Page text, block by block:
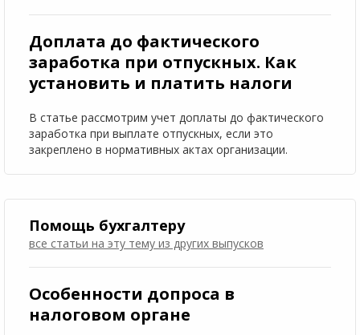
Доплата до фактического
заработка при отпускных. Как
установить и платить налоги
В статье рассмотрим учет доплаты до фактического
заработка при выплате отпускных, если это
закреплено в нормативных актах организации.
Помощь бухгалтеру
все статьи на эту тему из других выпусков
Особенности допроса в
налоговом органе